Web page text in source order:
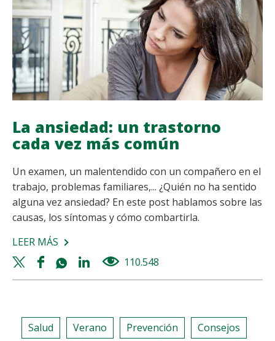
La ansiedad: un trastorno
cada vez más común
Un examen, un malentendido con un compañero en el
trabajo, problemas familiares,... ¿Quién no ha sentido
alguna vez ansiedad? En este post hablamos sobre las
causas, los síntomas y cómo combartirla.
LEER MÁS SOBRE
LA
ANSIEDAD:
CADA
VEZ
Twitter
share
Facebook
share
Whatsapp
share
Linkedin
share
110.548
Salud Verano Prevención Consejos